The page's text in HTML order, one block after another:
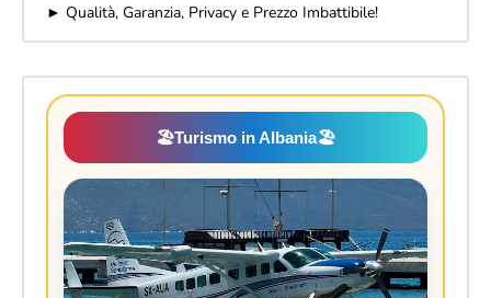
► Qualità, Garanzia, Privacy e Prezzo Imbattibile!
🏖️Turismo in Albania🏖️